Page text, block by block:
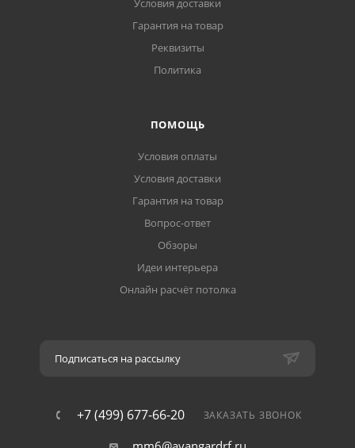
Условия доставки
Гарантия на товар
Реквизиты
Политика
ПОМОЩЬ
Условия оплаты
Условия доставки
Гарантия на товар
Вопрос-ответ
Обзоры
Идеи интерьера
Онлайн расчёт потолка
Подписаться на рассылку
+7 (499) 677-66-20 ЗАКАЗАТЬ ЗВОНОК